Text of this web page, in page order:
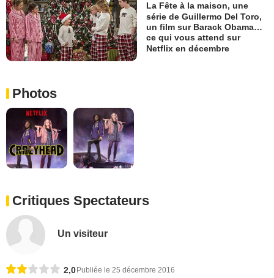
La Fête à la maison, une
série de Guillermo Del Toro,
un film sur Barack Obama…
ce qui vous attend sur
Netflix en décembre
Photos
Critiques Spectateurs
Un visiteur
2,0Publiée le 25 décembre 2016